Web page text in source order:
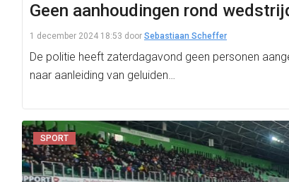
Geen aanhoudingen rond
1 december 2024 18:53 door Sebastiaan Scheffer
De politie heeft zaterdagavond geen personen
naar aanleiding van geluiden…
SPORT